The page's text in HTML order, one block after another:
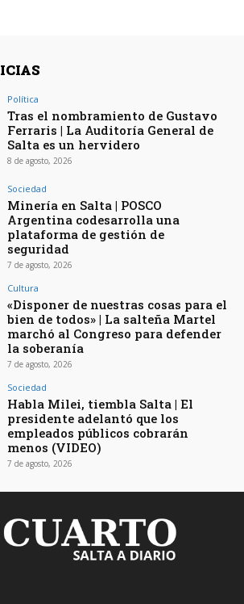
Política
Tras el nombramiento de Gustavo
Ferraris | La Auditoría General de
Salta es un hervidero
8 de agosto, 2026
Sociedad
Minería en Salta | POSCO
Argentina codesarrolla una
plataforma de gestión de
seguridad
7 de agosto, 2026
Cultura
«Disponer de nuestras cosas para el
bien de todos» | La salteña Martel
marchó al Congreso para defender
la soberanía
7 de agosto, 2026
Sociedad
Habla Milei, tiembla Salta | El
presidente adelantó que los
empleados públicos cobrarán
menos (VIDEO)
7 de agosto, 2026